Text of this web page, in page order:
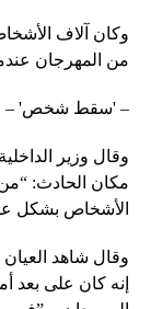
وكان آلاف
من المهرجان
– 'سقط شخص' –
وقال وزير
مكان الحادث:
الأشخاص بشكل
وقال شاهد
إنه كان على بعد